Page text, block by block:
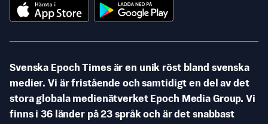
Svenska Epoch Times är en unik röst bland svenska
medier. Vi är fristående och samtidigt en del av det
stora globala medienätverket Epoch Media Group. Vi
finns i 36 länder på 23 språk och är det snabbast